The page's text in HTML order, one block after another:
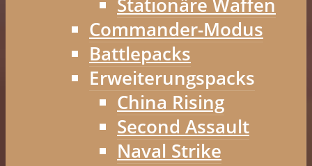
Stationäre Waffen
Commander-Modus
Battlepacks
Erweiterungspacks
China Rising
Second Assault
Naval Strike